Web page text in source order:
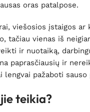
oras patalpose.
viešosios įstaigos
vienas iš
ir nuotaiką,
paprasčiausių ir
pažaboti
teikia?